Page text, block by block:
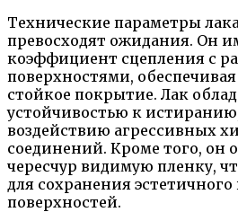
Технические параметры
превосходят ожидания. Он
коэффициент сцепления с
поверхностями,
стойкое покрытие. Лак
устойчивостью к
воздействию агрессивных
соединений. Кроме того, он
чересчур видимую пленку,
для сохранения
поверхностей.